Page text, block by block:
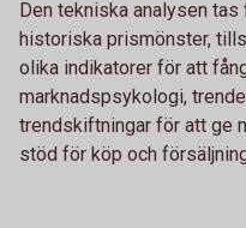
Den tekniska analysen
historiska prismönster,
olika indikatorer för att
marknadspsykologi,
trendskiftningar för att ge
stöd för köp och